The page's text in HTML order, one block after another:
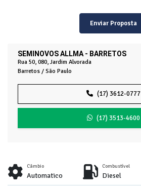
SEMINOVOS ALLMA - BARRETOS
Rua 50, 080, Jardim Alvorada
Barretos / São Paulo
(17) 3612-0777
(17) 3513-4600
Enviar Proposta
Câmbio
Automatico
Combustível
Diesel